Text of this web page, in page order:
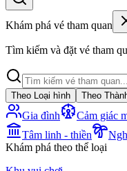
Khám phá vé tham quan
Tìm kiếm và đặt vé tham
Theo Loại hình Theo
Gia đình Cảm giác
Tâm linh - thiền
Khám phá theo thể loại